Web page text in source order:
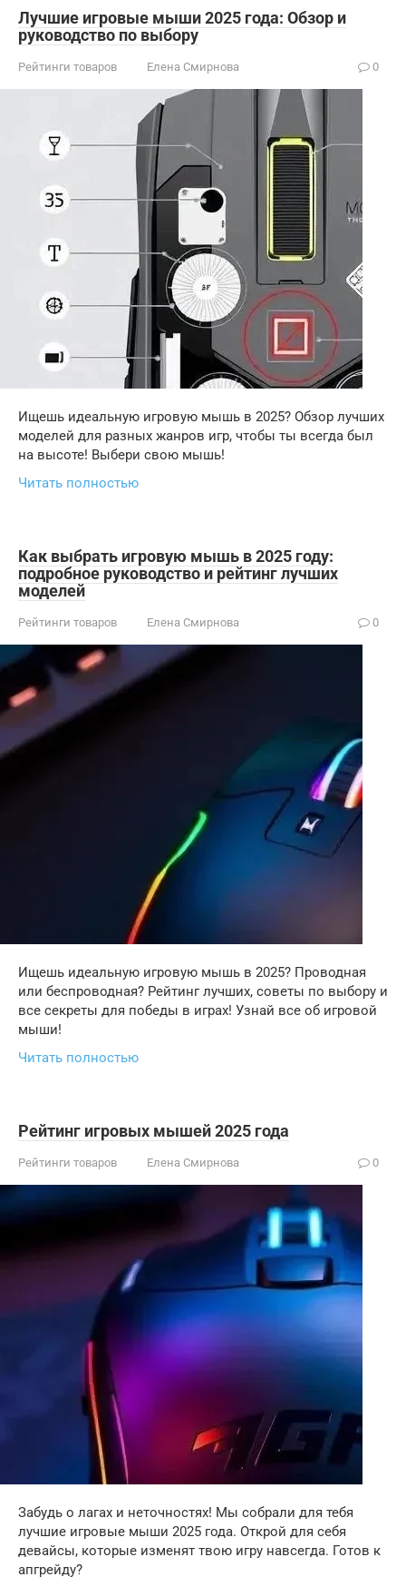
Лучшие игровые мыши 2025 года: Обзор и
руководство по выбору
Рейтинги товаров Елена Смирнова 0
Ищешь идеальную игровую мышь в 2025? Обзор лучших
моделей для разных жанров игр, чтобы ты всегда был
на высоте! Выбери свою мышь!
Читать полностью
Как выбрать игровую мышь в 2025 году:
подробное руководство и рейтинг лучших
моделей
Рейтинги товаров Елена Смирнова 0
Ищешь идеальную игровую мышь в 2025? Проводная
или беспроводная? Рейтинг лучших, советы по выбору и
все секреты для победы в играх! Узнай все об игровой
мыши!
Читать полностью
Рейтинг игровых мышей 2025 года
Рейтинги товаров Елена Смирнова 0
Забудь о лагах и неточностях! Мы собрали для тебя
лучшие игровые мыши 2025 года. Открой для себя
девайсы, которые изменят твою игру навсегда. Готов к
апгрейду?